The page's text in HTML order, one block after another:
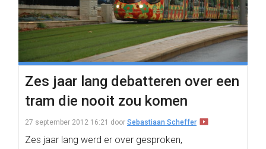
Zes jaar lang debatteren over een
tram die nooit zou komen
27 september 2012 16:21 door Sebastiaan Scheffer
Zes jaar lang werd er over gesproken,